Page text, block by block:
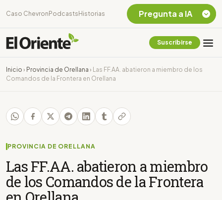
Caso Chevron Podcasts Historias
Suscribirse
Inicio › Provincia de Orellana ›
Las FF.AA. abatieron a miembro de los
Comandos de la Frontera en Orellana
PROVINCIA DE ORELLANA
Las FF.AA. abatieron a miembro
de los Comandos de la Frontera
Pregunta a IA
Chevron Ecuador